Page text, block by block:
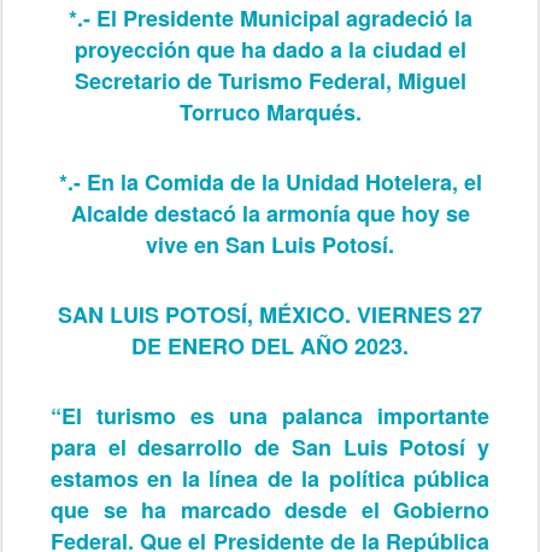
*.- El Presidente Municipal agradeció la
proyección que ha dado a la ciudad el
Secretario de Turismo Federal, Miguel
Torruco Marqués.
*.- En la Comida de la Unidad Hotelera, el
Alcalde destacó la armonía que hoy se
vive en San Luis Potosí.
SAN LUIS POTOSÍ, MÉXICO. VIERNES 27
DE ENERO DEL AÑO 2023.
“El turismo es una palanca importante
para el desarrollo de San Luis Potosí y
estamos en la línea de la política pública
que se ha marcado desde el Gobierno
Federal. Que el Presidente de la República